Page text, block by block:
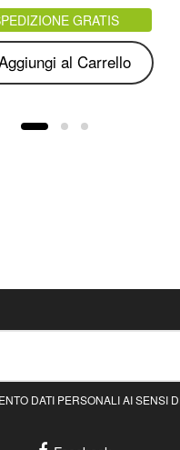
GRATIS
al Carrello
DATI PERSONALI AI